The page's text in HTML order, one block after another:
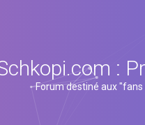
:
Forum destiné aux "fans